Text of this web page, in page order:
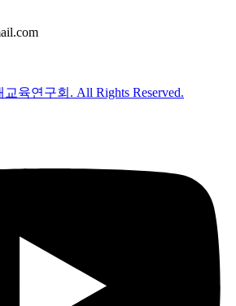
육연구회. All Rights Reserved.